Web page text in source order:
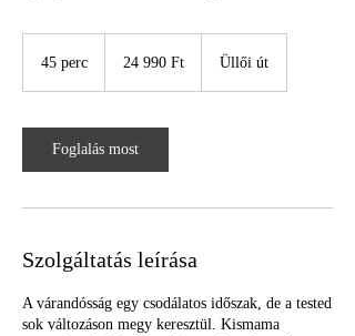
45 perc
e
r
c
forint24 990 Ft Üllői út
Foglalás most
Szolgáltatás leírása
A várandósság egy csodálatos időszak, de a tested
sok változáson megy keresztül. Kismama